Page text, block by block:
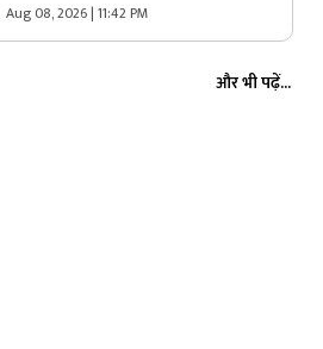
बृजमोहन अग्रवाल ने रायपुर कमिश्नरेट पर उठाए
सवाल, क्या वाकई में सिस्टम में सुधार की है
Aug 08, 2026 | 11:42 PM
और भी पढ़ें...